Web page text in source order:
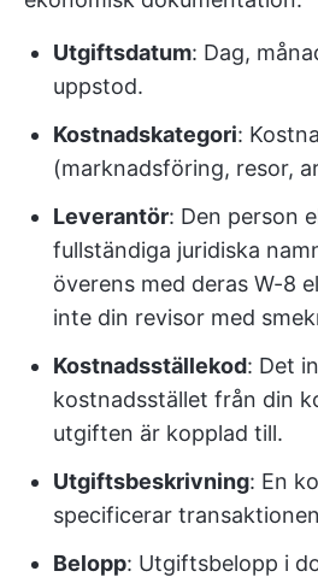
Utgiftsdatum: Dag,
uppstod.
Kostnadskategori:
(marknadsföring, resor,
Leverantör: Den person
fullständiga juridiska
överens med deras W-8
inte din revisor med
Kostnadsställekod: Det
kostnadsstället från din
utgiften är kopplad till.
Utgiftsbeskrivning: En
specificerar
Belopp: Utgiftsbelopp i